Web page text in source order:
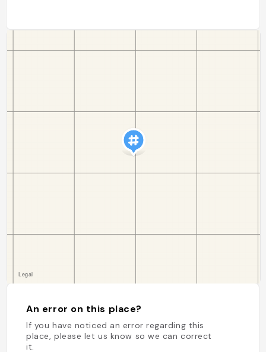
An error on this place?
If you have noticed an error regarding this
place, please let us know so we can correct
it.